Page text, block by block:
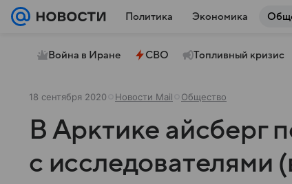
Политика Экономика
Война в Иране СВО Топливный кризис
18 сентября 2020 Новости Mail Общество
В Арктике айсберг
с исследователями